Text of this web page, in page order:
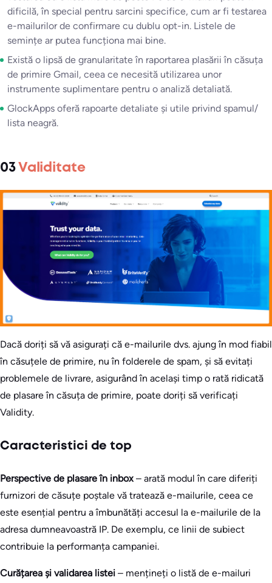
dificilă, în special pentru sarcini specifice, cum ar fi testarea
e-mailurilor de confirmare cu dublu opt-in. Listele de
semințe ar putea funcționa mai bine.
Există o lipsă de granularitate în raportarea plasării în căsuța
de primire Gmail, ceea ce necesită utilizarea unor
instrumente suplimentare pentru o analiză detaliată.
GlockApps oferă rapoarte detaliate și utile privind spamul/
lista neagră.
03 Validitate
Dacă doriți să vă asigurați că e-mailurile dvs. ajung în mod fiabil
în căsuțele de primire, nu în folderele de spam, și să evitați
problemele de livrare, asigurând în același timp o rată ridicată
de plasare în căsuța de primire, poate doriți să verificați
Validity.
Caracteristici de top
Perspective de plasare în inbox– arată modul în care diferiți
furnizori de căsuțe poștale vă tratează e-mailurile, ceea ce
este esențial pentru a îmbunătăți accesul la e-mailurile de la
adresa dumneavoastră IP. De exemplu, ce linii de subiect
contribuie la performanța campaniei.
Curățarea și validarea listei – mențineți o listă de e-mailuri